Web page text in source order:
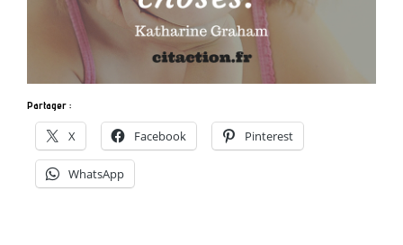
Partager :
X Facebook Pinterest
WhatsApp